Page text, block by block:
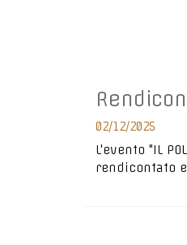
02/12/2025
L'evento "IL
rendicontato